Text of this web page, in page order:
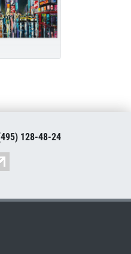
128-48-24